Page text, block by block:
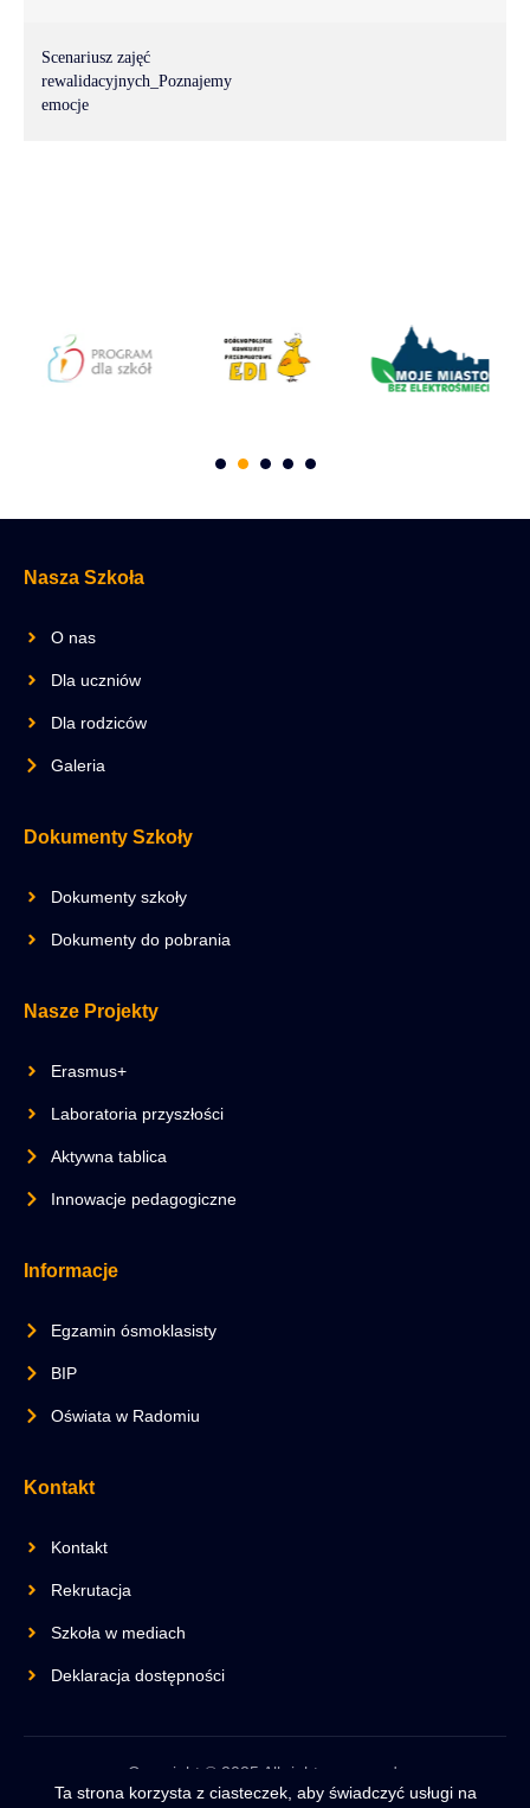
Scenariusz zajęć
rewalidacyjnych_Poznajemy
emocje
Nasza Szkoła
O nas
Dla uczniów
Dla rodziców
Galeria
Dokumenty Szkoły
Dokumenty szkoły
Dokumenty do pobrania
Nasze Projekty
Erasmus+
Laboratoria przyszłości
Aktywna tablica
Innowacje pedagogiczne
Informacje
Egzamin ósmoklasisty
BIP
Oświata w Radomiu
Kontakt
Kontakt
Rekrutacja
Szkoła w mediach
Deklaracja dostępności
Copyright © 2025 All rights reserved.
Ta strona korzysta z ciasteczek, aby świadczyć usługi na